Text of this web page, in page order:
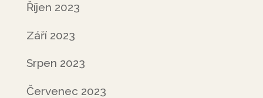
Říjen 2023
Září 2023
Srpen 2023
Červenec 2023